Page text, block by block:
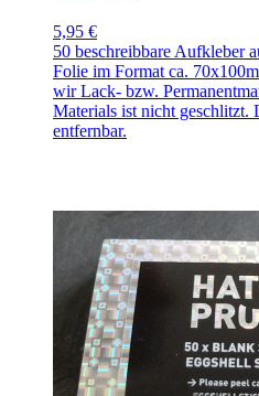
5,95 €
50 beschreibbare Aufkleber
Folie im Format ca.
wir Lack- bzw.
Materials ist nicht geschlitzt.
entfernbar.